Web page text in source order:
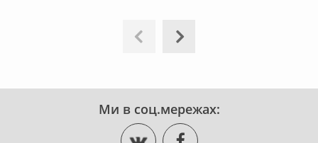
Ми в соц.мережах: